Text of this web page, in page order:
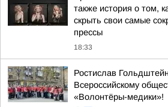
также история о том,
скрыть свои самые
прессы
18:33
Ростислав
Всероссийскому
«Волонтёры-медики»!